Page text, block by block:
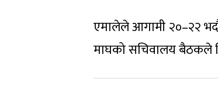
एमालेले आगामी २०–२२
माघको सचिवालय बैठकले